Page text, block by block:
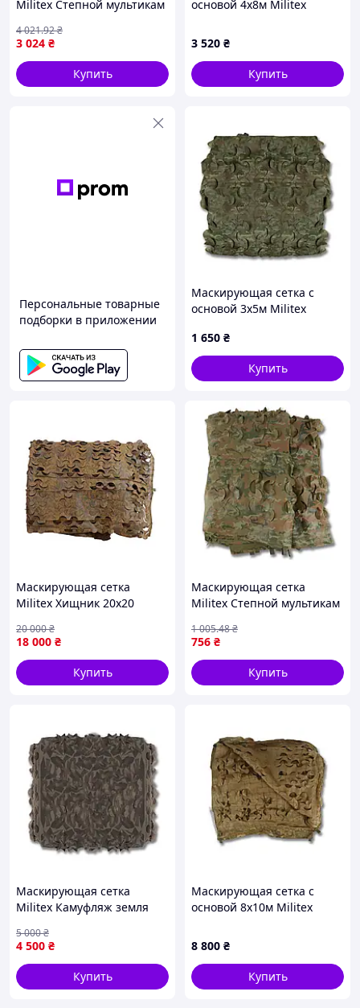
Militex Степной мультикам
3 024 ₴
4 021.92₴
Купить
основой 4х8м Militex
3 520 ₴
Купить
Персональные товарные
подборки в приложении
Маскирующая сетка с
основой 3х5м Militex
1 650 ₴
Купить
Маскирующая сетка
Militex Хищник 20х20
18 000 ₴
20 000₴
Купить
Маскирующая сетка
Militex Степной мультикам
756 ₴
1 005.48₴
Купить
Маскирующая сетка
Militex Камуфляж земля
4 500 ₴
5 000₴
Купить
Маскирующая сетка с
основой 8х10м Militex
8 800 ₴
Купить